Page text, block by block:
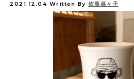
2021.12.04 Written By 依藤菜々子